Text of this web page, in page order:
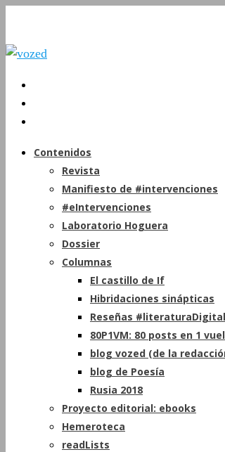
Contenidos
Revista
Manifiesto de #intervenciones
#eIntervenciones
Laboratorio Hoguera
Dossier
Columnas
El castillo de If
Hibridaciones sinápticas
Reseñas #literaturaDigital
80P1VM: 80 posts en 1
blog vozed (de la
blog de Poesía
Rusia 2018
Proyecto editorial: ebooks
Hemeroteca
readLists